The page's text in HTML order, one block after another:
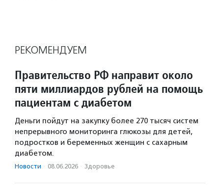
РЕКОМЕНДУЕМ
Правительство РФ направит около
пяти миллиардов рублей на помощь
пациентам с диабетом
Деньги пойдут на закупку более 270 тысяч систем
непрерывного мониторинга глюкозы для детей,
подростков и беременных женщин с сахарным
диабетом.
Новости · 08.06.2026 · Здоровье